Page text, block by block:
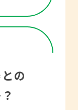
げい
まで
ださ
ト】
捉え
どち
頂く
出す
顔を
っき
有効
して
のを
の